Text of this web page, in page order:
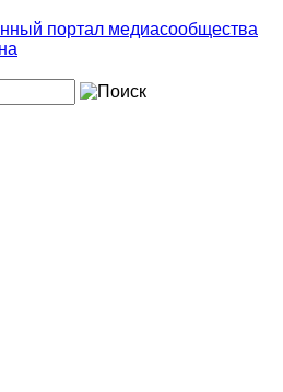
портал медиасообщества